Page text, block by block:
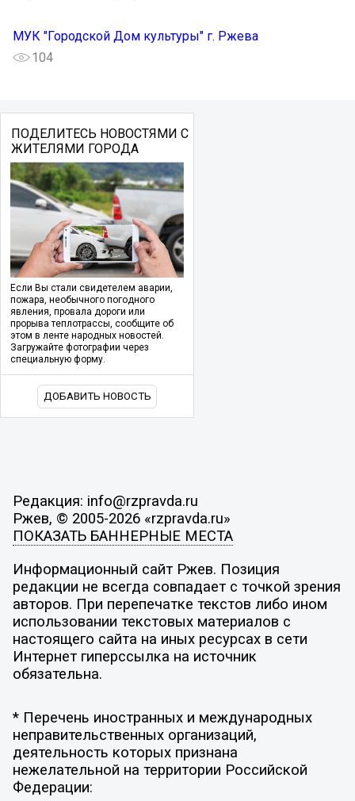
МУК "Городской Дом культуры" г. Ржева
104
ПОДЕЛИТЕСЬ НОВОСТЯМИ С
ЖИТЕЛЯМИ ГОРОДА
Если Вы стали свидетелем аварии,
пожара, необычного погодного
явления, провала дороги или
прорыва теплотрассы, сообщите об
этом в ленте народных новостей.
Загружайте фотографии через
специальную форму.
ДОБАВИТЬ НОВОСТЬ
Редакция: info@rzpravda.ru
Ржев, © 2005-2026 «rzpravda.ru»
ПОКАЗАТЬ БАННЕРНЫЕ МЕСТА
Информационный сайт Ржев. Позиция
редакции не всегда совпадает с точкой зрения
авторов. При перепечатке текстов либо ином
использовании текстовых материалов с
настоящего сайта на иных ресурсах в сети
Интернет гиперссылка на источник
обязательна.
* Перечень иностранных и международных
неправительственных организаций,
деятельность которых признана
нежелательной на территории Российской
Федерации: